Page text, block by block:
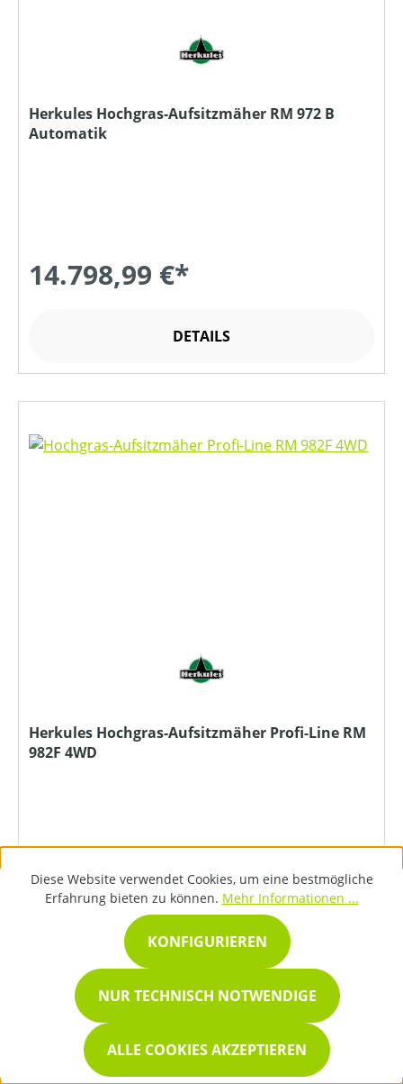
Herkules Hochgras-Aufsitzmäher RM 972 B
Automatik
14.798,99 €*
DETAILS
Herkules Hochgras-Aufsitzmäher Profi-Line RM
982F 4WD
17.799,00 €*
Diese Website verwendet Cookies, um eine bestmögliche
Erfahrung bieten zu können. Mehr Informationen ...
NUR TECHNISCH NOTWENDIGE
KONFIGURIEREN
ALLE COOKIES AKZEPTIEREN